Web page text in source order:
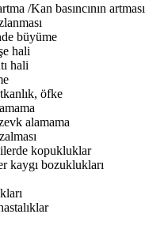
/Kan basıncının artması
büyüme
hali
hali
öfke
alamama
kopukluklar
kaygı bozuklukları